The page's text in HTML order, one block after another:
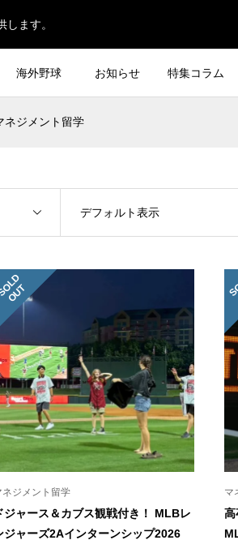
ます。
海外野球 お知らせ 特集コラム
ネジメント留学
デフォルト表示
O
T
ネジメント留学
ジャース＆カブス観戦付き！ MLBレ
ジャーズ2Aインターンシップ2026
マ
高